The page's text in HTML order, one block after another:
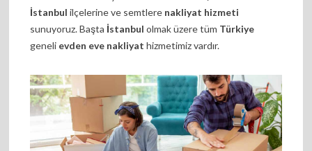
İstanbul ilçelerine ve semtlere nakliyat hizmeti
sunuyoruz. Başta İstanbul olmak üzere tüm Türkiye
geneli evden eve nakliyat hizmetimiz vardır.